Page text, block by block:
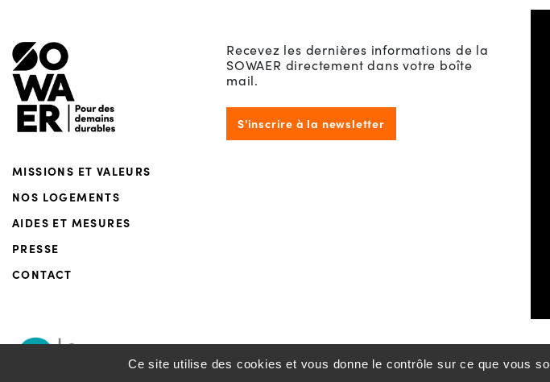
Menu de footer
MISSIONS ET VALEURS
NOS LOGEMENTS
AIDES ET MESURES
PRESSE
CONTACT
Recevez les dernières informations de la
SOWAER directement dans votre boîte
mail.
S'inscrire à la newsletter
Politique lanceurs d’alerte S'inscrire à
Ce site utilise des cookies et vous donne le contrôle sur ce que vous